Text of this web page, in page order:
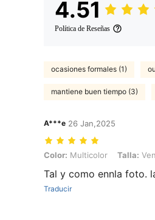
4.51
Política de Reseñas
ocasiones formales (1)
mantiene buen tiempo (3)
A***e 26 Jan,2025
Color: Multicolor, Talla:
Color: Multicolor Talla:
Tal y como ennla foto.
Traducir